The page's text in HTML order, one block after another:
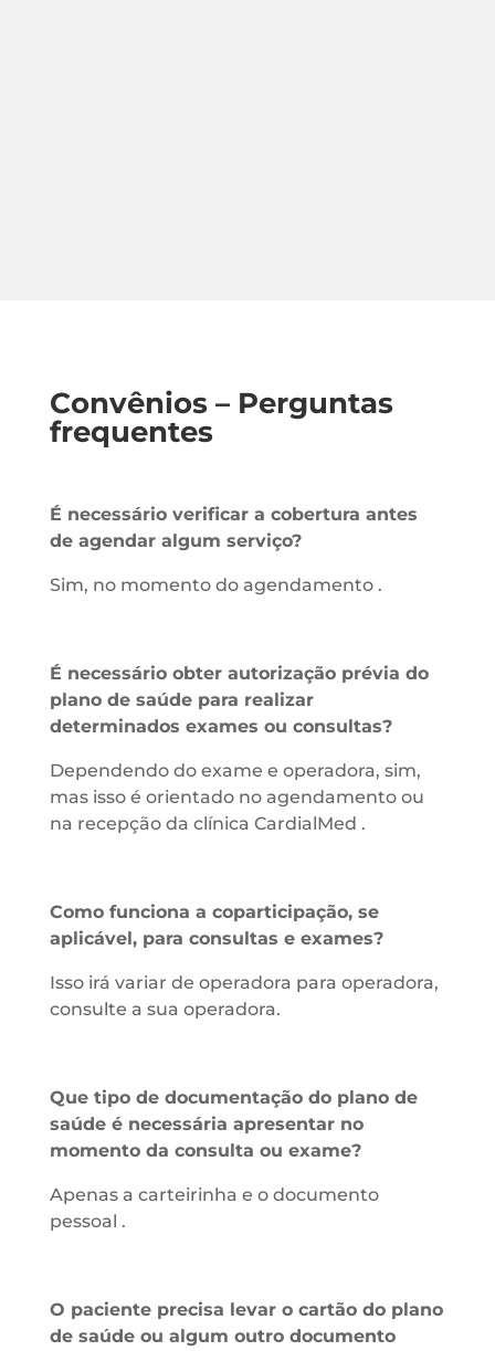
Convênios – Perguntas
frequentes
É necessário verificar a cobertura antes
de agendar algum serviço?
Sim, no momento do agendamento .
É necessário obter autorização prévia do
plano de saúde para realizar
determinados exames ou consultas?
Dependendo do exame e operadora, sim,
mas isso é orientado no agendamento ou
na recepção da clínica CardialMed .
Como funciona a coparticipação, se
aplicável, para consultas e exames?
Isso irá variar de operadora para operadora,
consulte a sua operadora.
Que tipo de documentação do plano de
saúde é necessária apresentar no
momento da consulta ou exame?
Apenas a carteirinha e o documento
pessoal .
O paciente precisa levar o cartão do plano
de saúde ou algum outro documento